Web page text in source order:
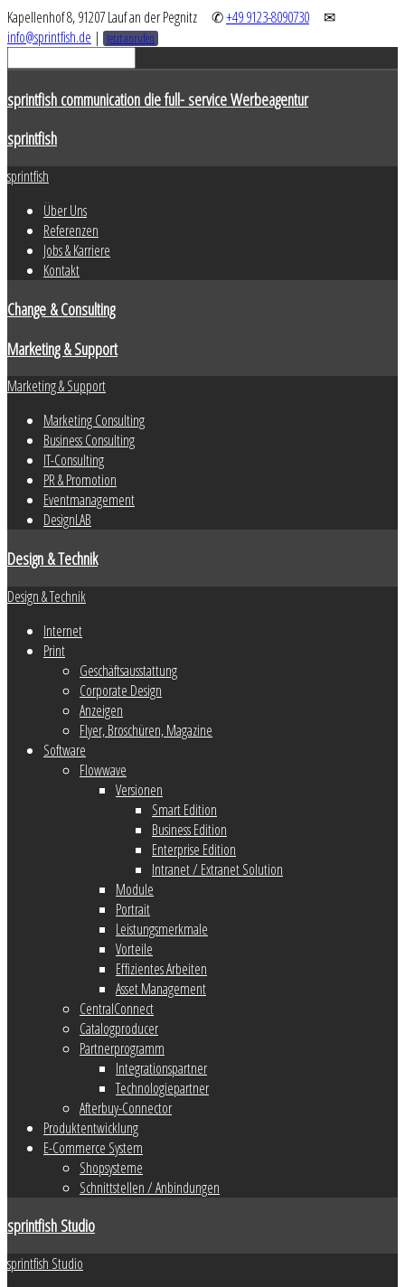
Kapellenhof 8, 91207 Lauf an der Pegnitz ✆+49 9123-8090730
✉
info@sprintfish.de | Jetzt anrufen
sprintfish communication die full- service Werbeagentur
sprintfish
sprintfish
Über Uns
Referenzen
Jobs & Karriere
Kontakt
Change & Consulting
Marketing & Support
Marketing & Support
Marketing Consulting
Business Consulting
IT-Consulting
PR & Promotion
Eventmanagement
DesignLAB
Design & Technik
Design & Technik
Internet
Print
Geschäftsausstattung
Corporate Design
Anzeigen
Flyer, Broschüren, Magazine
Software
Flowwave
Versionen
Smart Edition
Business Edition
Enterprise Edition
Intranet / Extranet Solution
Module
Portrait
Leistungsmerkmale
Vorteile
Effizientes Arbeiten
Asset Management
CentralConnect
Catalogproducer
Partnerprogramm
Integrationspartner
Technologiepartner
Afterbuy-Connector
Produktentwicklung
E-Commerce System
Shopsysteme
Schnittstellen / Anbindungen
sprintfish Studio
sprintfish Studio